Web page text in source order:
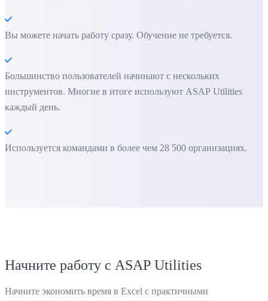
Вы можете начать работу сразу. Обучение не требуется.
Большинство пользователей начинают с нескольких
инструментов. Многие в итоге используют ASAP Utilities
каждый день.
Используется командами в более чем 28 500 организациях.
Начните работу с ASAP Utilities
Начните экономить время в Excel с практичными